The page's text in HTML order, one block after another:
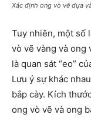
Xác định ong vò vẽ dựa
Tuy nhiên, một số
vò vẽ vàng và ong
là quan sát “eo”
Lưu ý sự khác
bắp cày. Kích
ong vò vẽ và ong